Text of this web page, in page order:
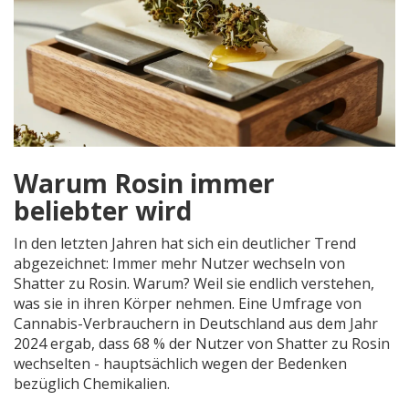
Warum Rosin immer
beliebter wird
In den letzten Jahren hat sich ein deutlicher Trend
abgezeichnet: Immer mehr Nutzer wechseln von
Shatter zu Rosin. Warum? Weil sie endlich verstehen,
was sie in ihren Körper nehmen. Eine Umfrage von
Cannabis-Verbrauchern in Deutschland aus dem Jahr
2024 ergab, dass 68 % der Nutzer von Shatter zu Rosin
wechselten - hauptsächlich wegen der Bedenken
bezüglich Chemikalien.